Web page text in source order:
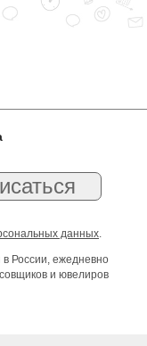
данных.
России, ежедневно
и ювелиров